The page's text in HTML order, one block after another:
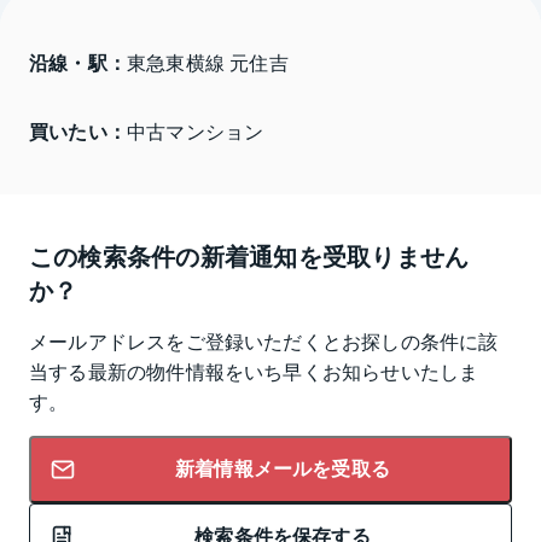
沿線・駅： 東急東横線 元住吉
買いたい： 中古マンション
この検索条件の新着通知を受取りません
か？
メールアドレスをご登録いただくとお探しの条件に該
当する最新の物件情報をいち早くお知らせいたしま
す。
新着情報メールを受取る
検索条件を保存する